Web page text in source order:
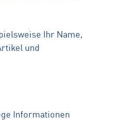
Ihr Name,
und
Informationen